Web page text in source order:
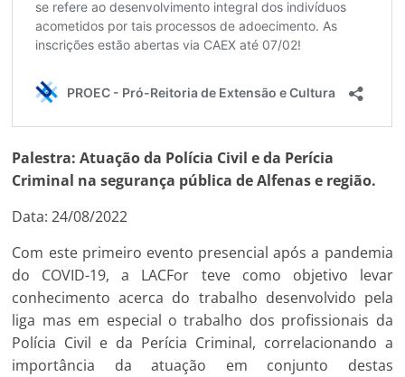
Palestra: Atuação da Polícia Civil e da Perícia
Criminal na segurança pública de Alfenas e região.
Data: 24/08/2022
Com este primeiro evento presencial após a pandemia
do COVID-19, a LACFor teve como objetivo levar
conhecimento acerca do trabalho desenvolvido pela
liga mas em especial o trabalho dos profissionais da
Polícia Civil e da Perícia Criminal, correlacionando a
importância da atuação em conjunto destas